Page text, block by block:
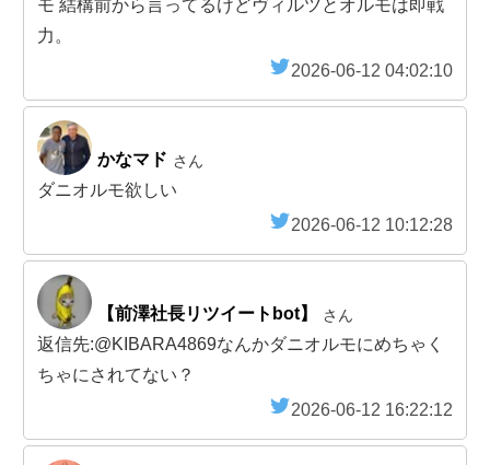
モ 結構前から言ってるけどヴィルツとオルモは即戦
力。
2026-06-12 04:02:10
かなマド さん
ダニオルモ欲しい
2026-06-12 10:12:28
【前澤社長リツイートbot】 さん
返信先:@KIBARA4869なんかダニオルモにめちゃく
ちゃにされてない？
2026-06-12 16:22:12